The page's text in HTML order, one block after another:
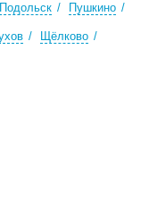
Подольск Пушкино
Щёлково